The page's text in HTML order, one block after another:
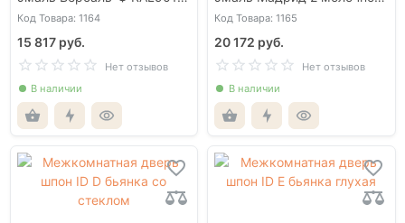
со стеклом
Код Товара: 1164
15 817 руб.
Нет отзывов
В наличии
белая RAL9010 со стеклом
Код Товара: 1165
20 172 руб.
Нет отзывов
В наличии